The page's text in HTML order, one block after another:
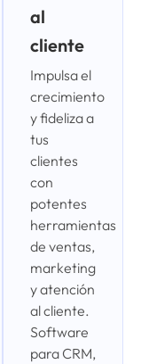
al
cliente
Impulsa el
crecimiento
y fideliza a
tus
clientes
con
potentes
herramientas
de ventas,
marketing
y atención
al cliente.
Software
para CRM,